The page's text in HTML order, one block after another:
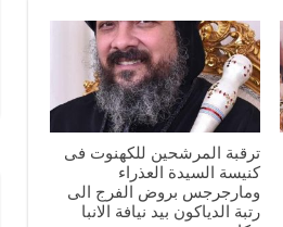
ترقبة المرشحين للكهنوت فى
كنيسة السيدة العذراء
ومارجرجس بروض الفرج الى
رتبة الدياكون بيد نيافة الانبا